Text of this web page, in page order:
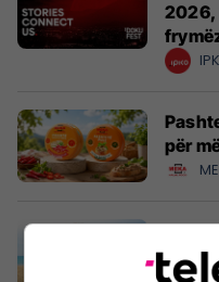
2026,
për
A po
mund